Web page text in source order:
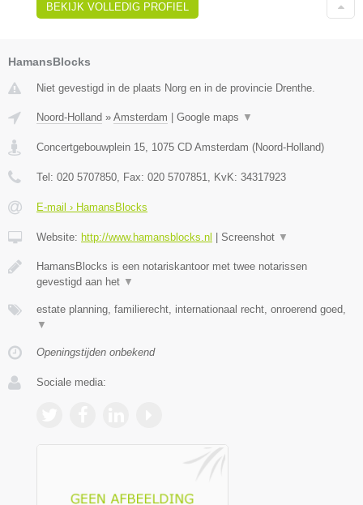
BEKIJK VOLLEDIG PROFIEL
HamansBlocks
Niet gevestigd in de plaats Norg en in de provincie Drenthe.
Noord-Holland » Amsterdam Google maps ▼
Concertgebouwplein 15 1075 CD Amsterdam (Noord-Holland)
Tel: 020 5707850 , Fax: 020 5707851 , KvK: 34317923
E-mail › HamansBlocks
Website: http://www.hamansblocks.nl Screenshot ▼
HamansBlocks is een notariskantoor met twee notarissen
gevestigd aan het ▼
estate planning, familierecht, internationaal recht, onroerend goed,
▼
Openingstijden onbekend
Sociale media: